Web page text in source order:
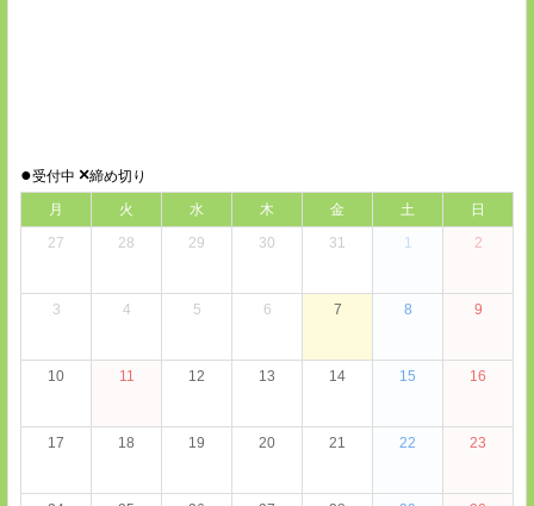
●受付中 ×締め切り
月
火 水 木 金 土
日
27
28 29 30 31 1 2
3 4 5 6 7 8 9
10 11 12 13 14 15 16
17 18 19 20 21 22 23